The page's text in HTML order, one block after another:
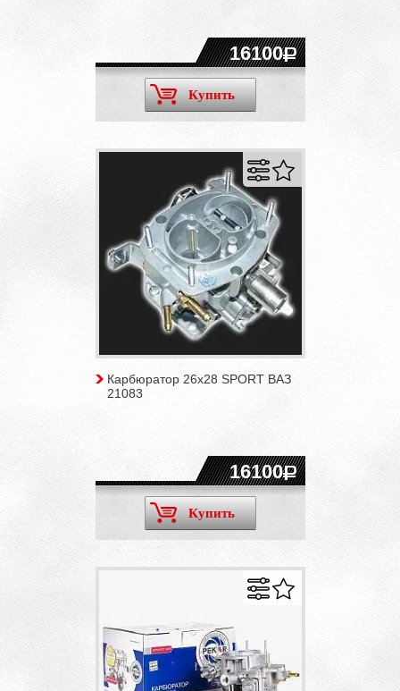
16100
Купить
Карбюратор 26х28 SPORT ВАЗ
21083
16100
Купить